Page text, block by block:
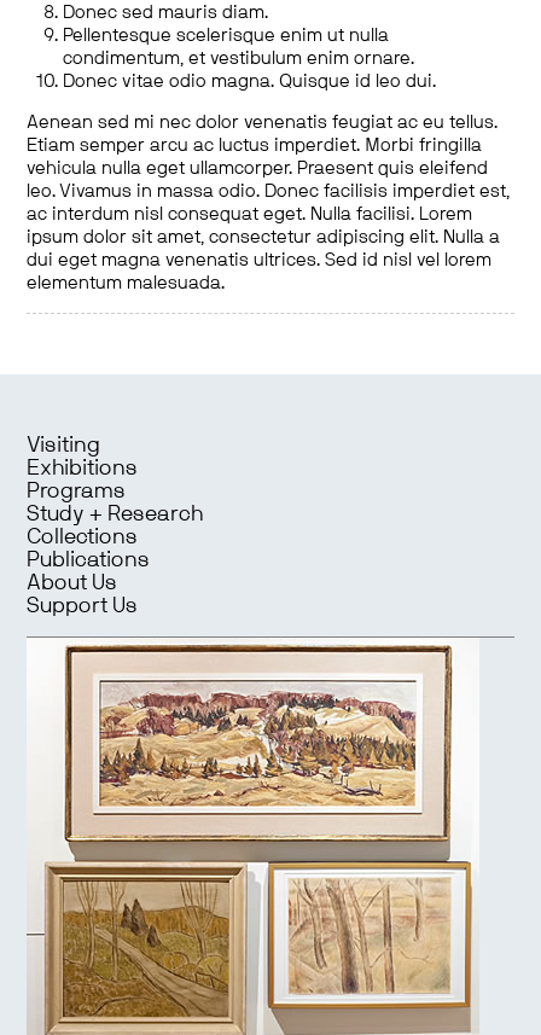
Donec sed mauris diam.
Pellentesque scelerisque enim ut nulla
condimentum, et vestibulum enim ornare.
Donec vitae odio magna. Quisque id leo dui.
Aenean sed mi nec dolor venenatis feugiat ac eu tellus.
Etiam semper arcu ac luctus imperdiet. Morbi fringilla
vehicula nulla eget ullamcorper. Praesent quis eleifend
leo. Vivamus in massa odio. Donec facilisis imperdiet est,
ac interdum nisl consequat eget. Nulla facilisi. Lorem
ipsum dolor sit amet, consectetur adipiscing elit. Nulla a
dui eget magna venenatis ultrices. Sed id nisl vel lorem
elementum malesuada.
Visiting
Exhibitions
Programs
Study + Research
Collections
Publications
About Us
Support Us